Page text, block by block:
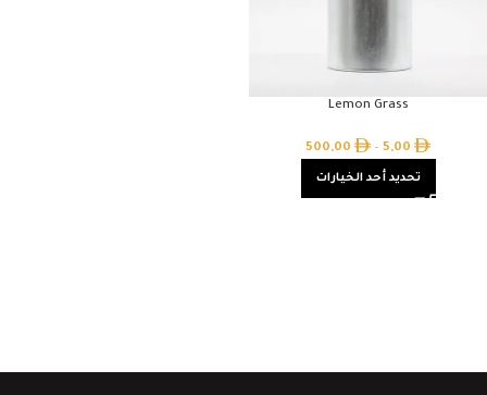
Lemon Grass
5,00
–
500,00
تحديد أحد الخيارات